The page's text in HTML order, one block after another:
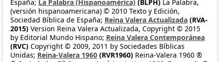
España; La Palabra (Hispanoamérica) (BLPH) La Palabra,
(versión hispanoamericana) © 2010 Texto y Edición,
Sociedad Bíblica de España; Reina Valera Actualizada (RVA-
2015) Version Reina Valera Actualizada, Copyright © 2015
by Editorial Mundo Hispano; Reina Valera Contemporánea
(RVC) Copyright © 2009, 2011 by Sociedades Bíblicas
Unidas; Reina-Valera 1960 (RVR1960) Reina-Valera 1960 ®